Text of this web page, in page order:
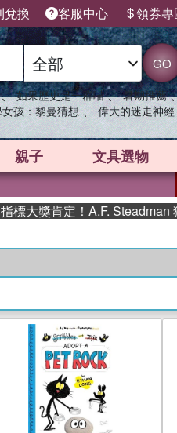
兌換 客服中心 領券專
GO
、 如果歷史是一群喵 、 暑期推薦
孩：黎曼猜想 、 偉大的迷走神經
親子 文具選物
獎肯定！A.F. Steadman 獲